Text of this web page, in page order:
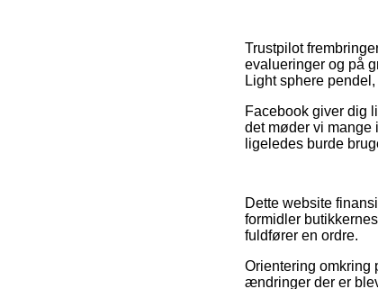
Trustpilot
evalueringer og på
Light sphere
Facebook giver dig
det møder vi mange
ligeledes burde
Dette website
formidler
fuldfører en ordre.
Orientering omkring
ændringer der er